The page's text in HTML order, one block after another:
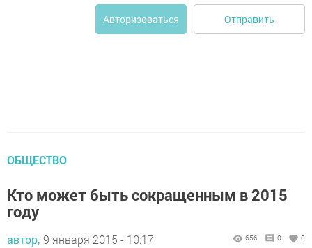
Авторизоваться Отправить
ОБЩЕСТВО
Кто может быть сокращенным в 2015
году
автор, 9 января 2015 - 10:17 656 0 0